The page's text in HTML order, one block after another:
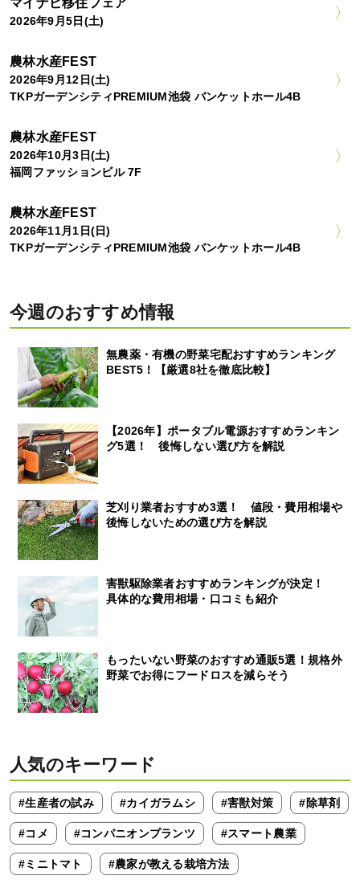
2026年9月5日(土)
農林水産FEST
2026年9月12日(土)
TKPガーデンシティPREMIUM池袋 バンケットホール4B
農林水産FEST
2026年10月3日(土)
福岡ファッションビル 7F
農林水産FEST
2026年11月1日(日)
TKPガーデンシティPREMIUM池袋 バンケットホール4B
今週のおすすめ情報
無農薬・有機の野菜宅配おすすめランキング
BEST5！【厳選8社を徹底比較】
【2026年】ポータブル電源おすすめランキン
グ5選！ 後悔しない選び方を解説
芝刈り業者おすすめ3選！ 値段・費用相場や
後悔しないための選び方を解説
害獣駆除業者おすすめランキングが決定！
具体的な費用相場・口コミも紹介
もったいない野菜のおすすめ通販5選！規格外
野菜でお得にフードロスを減らそう
人気のキーワード
#生産者の試み #カイガラムシ #害獣対策 #除草剤
#コメ #コンパニオンプランツ #スマート農業
#ミニトマト #農家が教える栽培方法